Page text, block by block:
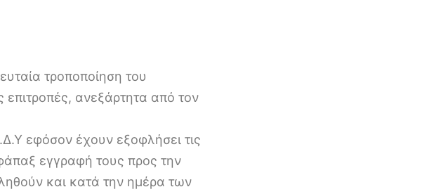
τροποποίηση του
επιτροπές, ανεξάρτητα από τον
εφόσον έχουν εξοφλήσει τις
εγγραφή τους προς την
και κατά την ημέρα των